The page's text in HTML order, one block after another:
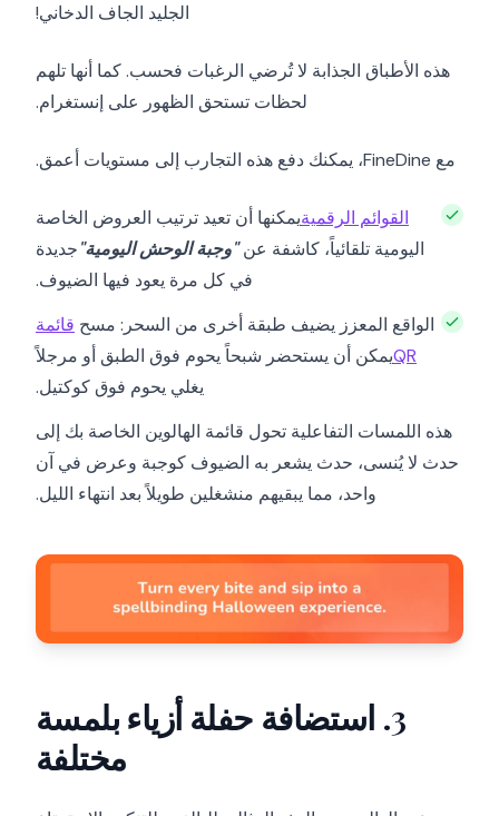
الجليد الجاف الدخاني!
هذه الأطباق الجذابة لا تُرضي الرغبات فحسب. كما أنها تلهم
لحظات تستحق الظهور على إنستغرام.
مع FineDine، يمكنك دفع هذه التجارب إلى مستويات أعمق.
القوائم الرقميةيمكنها أن تعيد ترتيب العروض الخاصة
اليومية تلقائياً، كاشفة عن"وجبة الوحش اليومية"جديدة
في كل مرة يعود فيها الضيوف.
الواقع المعزز يضيف طبقة أخرى من السحر: مسح قائمة
QRيمكن أن يستحضر شبحاً يحوم فوق الطبق أو مرجلاً
يغلي يحوم فوق كوكتيل.
هذه اللمسات التفاعلية تحول قائمة الهالوين الخاصة بك إلى
حدث لا يُنسى، حدث يشعر به الضيوف كوجبة وعرض في آن
واحد، مما يبقيهم منشغلين طويلاً بعد انتهاء الليل.
3. استضافة حفلة أزياء بلمسة
مختلفة